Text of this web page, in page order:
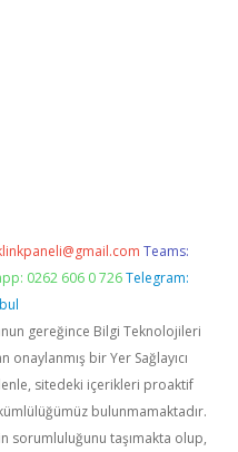
Teams:
0262 606 0 726 Telegram:
gereğince Bilgi Teknolojileri
onaylanmış bir Yer Sağlayıcı
sitedeki içerikleri proaktif
bulunmamaktadır.
sorumluluğunu taşımakta olup,